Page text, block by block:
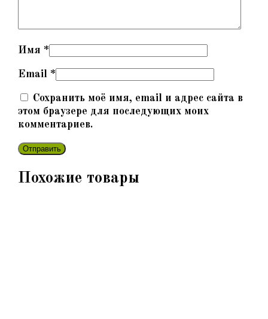
Имя *
Email *
Сохранить моё имя, email и адрес сайта в
этом браузере для последующих моих
комментариев.
Похожие товары